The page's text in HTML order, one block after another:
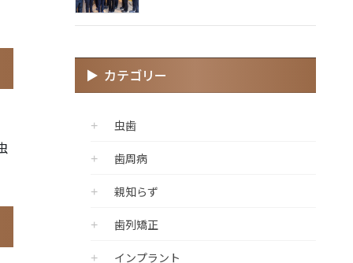
カテゴリー
虫歯
歯周病
親知らず
歯列矯正
インプラント